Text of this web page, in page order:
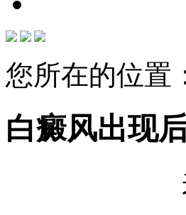
您所在的位置
白癜风出现